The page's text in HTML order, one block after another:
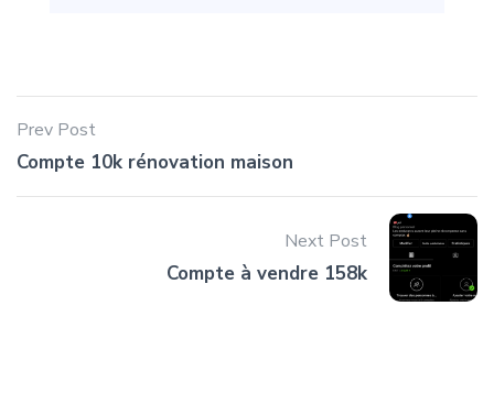
Prev Post
Compte 10k rénovation maison
Next Post
Compte à vendre 158k